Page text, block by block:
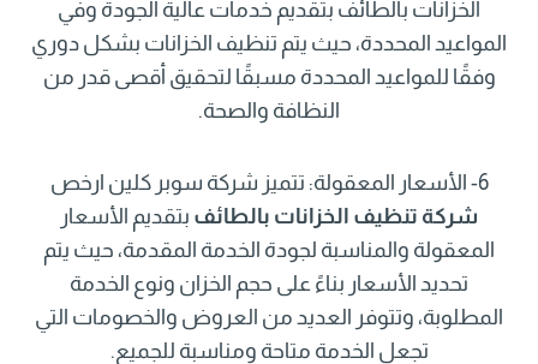
الخزانات بالطائف بتقديم خدمات عالية الجودة وفي
المواعيد المحددة، حيث يتم تنظيف الخزانات بشكل دوري
وفقًا للمواعيد المحددة مسبقًا لتحقيق أقصى قدر من
النظافة والصحة.
6- الأسعار المعقولة: تتميز شركة سوبر كلين ارخص
شركة تنظيف الخزانات بالطائف بتقديم الأسعار
المعقولة والمناسبة لجودة الخدمة المقدمة، حيث يتم
تحديد الأسعار بناءً على حجم الخزان ونوع الخدمة
المطلوبة، وتتوفر العديد من العروض والخصومات التي
تجعل الخدمة متاحة ومناسبة للجميع.